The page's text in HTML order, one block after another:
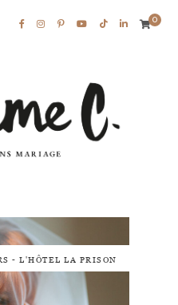
0
- L'HÔTEL LA PRISON